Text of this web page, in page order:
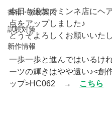
書籍・教材案内
試験対策
新作情報
今日も追加でミンネ店にヘ
点をアップしました♪
どうぞよろしくお願いいたし
一歩一歩と進んではいるけ
ーツの輝きはやや遠い♪<創
ップ>HC062　→ こちら